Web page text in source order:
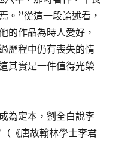
。”從這一段論述看，
的作品為時人愛好，
歷程中仍有喪失的情
其實是一件值得光榮
為定本，劉全白說李
《唐故翰林學士李君